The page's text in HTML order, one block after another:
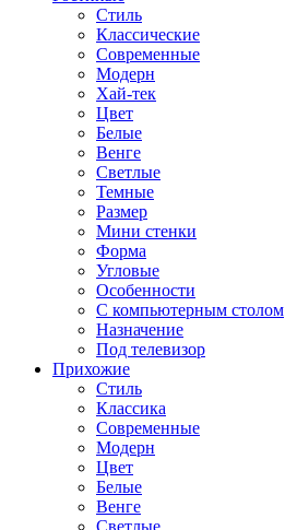
Стиль
Классические
Современные
Модерн
Хай-тек
Цвет
Белые
Венге
Светлые
Темные
Размер
Мини стенки
Форма
Угловые
Особенности
С компьютерным столом
Назначение
Под телевизор
Прихожие
Стиль
Классика
Современные
Модерн
Цвет
Белые
Венге
Светлые